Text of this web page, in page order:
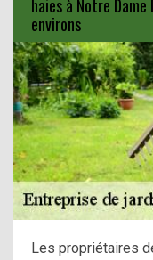
haies à Notre
environs
Les propriétaires